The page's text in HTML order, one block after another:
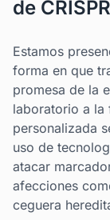
de
Estamos
forma en que
promesa de la
laboratorio a la
personalizada
uso de
atacar
afecciones
ceguera